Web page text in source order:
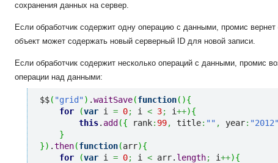
сохранения данных на сервер.
Если обработчик содержит одну операцию с данными, промис
объект может содержать новый серверный ID для новой записи.
Если обработчик содержит несколько операций с данными, промис
операции над данными:
$$( "grid") .waitSave(function( ){
for
(var i = 0; i < 3; i++){
this. add ({ rank: 99, title: "" , year: "2012"
}
}) .then(function(arr){
for
(var i = 0; i < arr. length; i++){